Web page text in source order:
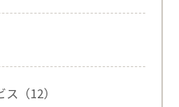
（12）